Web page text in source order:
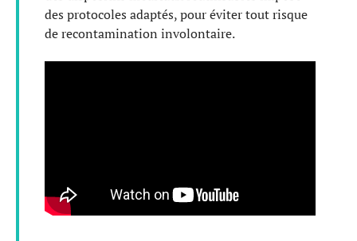
des protocoles adaptés, pour éviter tout risque
de recontamination involontaire.